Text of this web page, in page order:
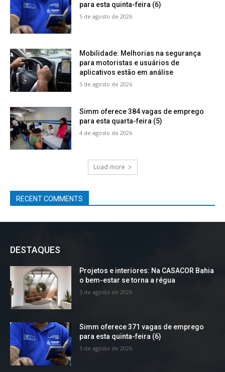
para esta quinta-feira (6)
5 de agosto de 2026
Mobilidade: Melhorias na segurança
para motoristas e usuários de
aplicativos estão em análise
5 de agosto de 2026
Simm oferece 384 vagas de emprego
para esta quarta-feira (5)
4 de agosto de 2026
Load more
RECENT COMMENTS
DESTAQUES
Projetos e interiores: Na CASACOR Bahia
o bem-estar se torna a régua
5 de agosto de 2026
Simm oferece 371 vagas de emprego
para esta quinta-feira (6)
5 de agosto de 2026